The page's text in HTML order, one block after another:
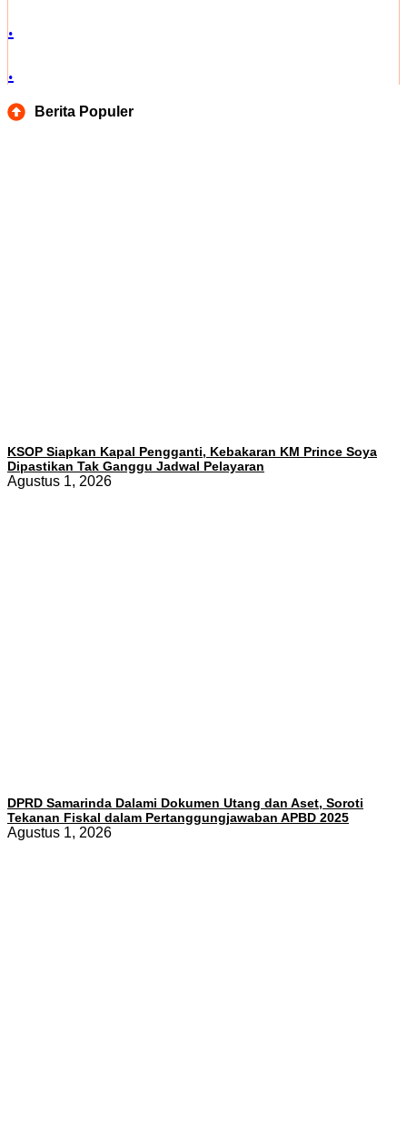
.
.
Berita Populer
KSOP Siapkan Kapal Pengganti, Kebakaran KM Prince Soya
Dipastikan Tak Ganggu Jadwal Pelayaran
Agustus 1, 2026
DPRD Samarinda Dalami Dokumen Utang dan Aset, Soroti
Tekanan Fiskal dalam Pertanggungjawaban APBD 2025
Agustus 1, 2026